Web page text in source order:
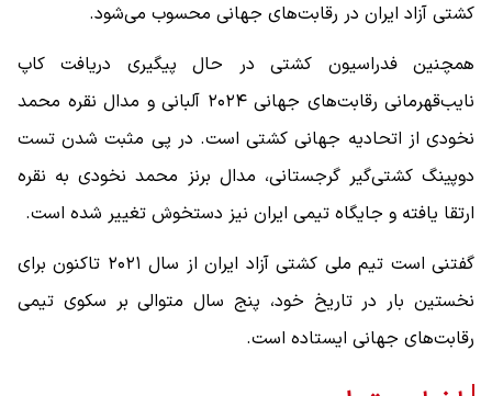
کشتی آزاد ایران در رقابت‌های جهانی محسوب می‌شود.
همچنین فدراسیون کشتی در حال پیگیری دریافت کاپ
نایب‌قهرمانی رقابت‌های جهانی ۲۰۲۴ آلبانی و مدال نقره محمد
نخودی از اتحادیه جهانی کشتی است. در پی مثبت شدن تست
دوپینگ کشتی‌گیر گرجستانی، مدال برنز محمد نخودی به نقره
ارتقا یافته و جایگاه تیمی ایران نیز دستخوش تغییر شده است.
گفتنی است تیم ملی کشتی آزاد ایران از سال ۲۰۲۱ تاکنون برای
نخستین بار در تاریخ خود، پنج سال متوالی بر سکوی تیمی
رقابت‌های جهانی ایستاده است.